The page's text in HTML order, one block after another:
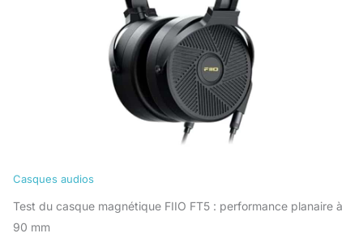
Casques audios
Test du casque magnétique FIIO FT5 : performance planaire à
90 mm